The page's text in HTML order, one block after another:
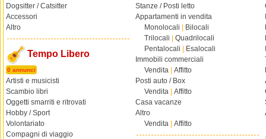
Dogsitter / Catsitter
Accessori
Altro
Tempo Libero
0 annunci
Artisti e musicisti
Scambio libri
Oggetti smarriti e ritrovati
Hobby / Sport
Volontariato
Compagni di viaggio
Stanze / Posti letto
Appartamenti in vendita
Monolocali
Bilocali
Trilocali
Quadrilocali
Pentalocali
Esalocali
Immobili commerciali
Vendita
Affitto
Posti auto / Box
Vendita
Affitto
Casa vacanze
Altro
Vendita
Affitto